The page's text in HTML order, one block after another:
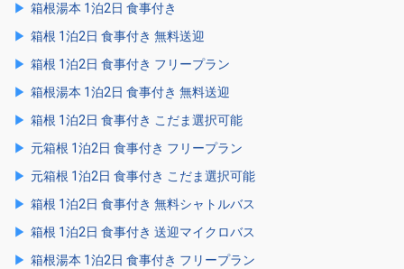
箱根湯本 1泊2日 食事付き
箱根 1泊2日 食事付き 無料送迎
箱根 1泊2日 食事付き フリープラン
箱根湯本 1泊2日 食事付き 無料送迎
箱根 1泊2日 食事付き こだま選択可能
元箱根 1泊2日 食事付き フリープラン
元箱根 1泊2日 食事付き こだま選択可能
箱根 1泊2日 食事付き 無料シャトルバス
箱根 1泊2日 食事付き 送迎マイクロバス
箱根湯本 1泊2日 食事付き フリープラン